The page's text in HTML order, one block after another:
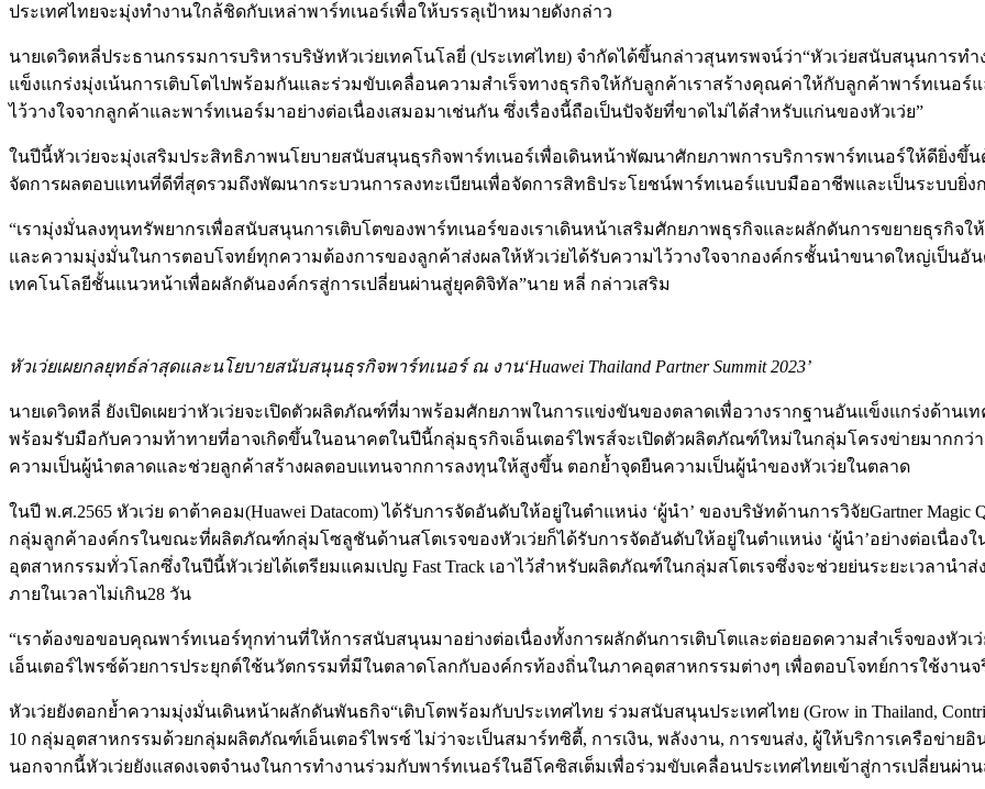
ประเทศไทยจะมุ่งทำงานใกล้ชิดกับเหล่าพาร์ทเนอร์เพื่อให้บรรลุเป้าหมายดังกล่าว
นายเดวิดหลี่ประธานกรรมการบริหารบริษัทหัวเว่ยเทคโนโลยี่ (ประเทศไทย) จำกัดได้ขึ้นกล่าวสุนทรพจน์ว่า“หัวเว่ยสนับสนุนการท
แข็งแกร่งมุ่งเน้นการเติบโตไปพร้อมกันและร่วมขับเคลื่อนความสำเร็จทางธุรกิจให้กับลูกค้าเราสร้างคุณค่าให้กับลูกค้าพาร์ทเนอ
ไว้วางใจจากลูกค้าและพาร์ทเนอร์มาอย่างต่อเนื่องเสมอมาเช่นกัน ซึ่งเรื่องนี้ถือเป็นปัจจัยที่ขาดไม่ได้สำหรับแก่นของหัวเว่ย”
ในปีนี้หัวเว่ยจะมุ่งเสริมประสิทธิภาพนโยบายสนับสนุนธุรกิจพาร์ทเนอร์เพื่อเดินหน้าพัฒนาศักยภาพการบริการพาร์ทเนอร์ให้ดียิ่ง
จัดการผลตอบแทนที่ดีที่สุดรวมถึงพัฒนากระบวนการลงทะเบียนเพื่อจัดการสิทธิประโยชน์พาร์ทเนอร์แบบมืออาชีพและเป็นระบบยิ่ง
“เรามุ่งมั่นลงทุนทรัพยากรเพื่อสนับสนุนการเติบโตของพาร์ทเนอร์ของเราเดินหน้าเสริมศักยภาพธุรกิจและผลักดันการขยายธุรกิจ
และความมุ่งมั่นในการตอบโจทย์ทุกความต้องการของลูกค้าส่งผลให้หัวเว่ยได้รับความไว้วางใจจากองค์กรชั้นนำขนาดใหญ่เป็น
เทคโนโลยีชั้นแนวหน้าเพื่อผลักดันองค์กรสู่การเปลี่ยนผ่านสู่ยุคดิจิทัล”นาย หลี่ กล่าวเสริม
หัวเว่ยเผยกลยุทธ์ล่าสุดและนโยบายสนับสนุนธุรกิจพาร์ทเนอร์ ณ งาน‘Huawei Thailand Partner Summit 2023’
นายเดวิดหลี่ ยังเปิดเผยว่าหัวเว่ยจะเปิดตัวผลิตภัณฑ์ที่มาพร้อมศักยภาพในการแข่งขันของตลาดเพื่อวางรากฐานอันแข็งแกร่งด้านเ
พร้อมรับมือกับความท้าทายที่อาจเกิดขึ้นในอนาคตในปีนี้กลุ่มธุรกิจเอ็นเตอร์ไพรส์จะเปิดตัวผลิตภัณฑ์ใหม่ในกลุ่มโครงข่ายมากกว่า
ความเป็นผู้นำตลาดและช่วยลูกค้าสร้างผลตอบแทนจากการลงทุนให้สูงขึ้น ตอกย้ำจุดยืนความเป็นผู้นำของหัวเว่ยในตลาด
ในปี พ.ศ.2565 หัวเว่ย ดาต้าคอม(Huawei Datacom) ได้รับการจัดอันดับให้อยู่ในตำแหน่ง ‘ผู้นำ’ ของบริษัทด้านการวิจัยGartner
กลุ่มลูกค้าองค์กรในขณะที่ผลิตภัณฑ์กลุ่มโซลูชันด้านสโตเรจของหัวเว่ยก็ได้รับการจัดอันดับให้อยู่ในตำแหน่ง ‘ผู้นำ’อย่างต่อเนื่อง
อุตสาหกรรมทั่วโลกซึ่งในปีนี้หัวเว่ยได้เตรียมแคมเปญ Fast Track เอาไว้สำหรับผลิตภัณฑ์ในกลุ่มสโตเรจซึ่งจะช่วยย่นระยะเวลาน
ภายในเวลาไม่เกิน28 วัน
“เราต้องขอขอบคุณพาร์ทเนอร์ทุกท่านที่ให้การสนับสนุนมาอย่างต่อเนื่องทั้งการผลักดันการเติบโตและต่อยอดความสำเร็จของหัว
เอ็นเตอร์ไพรซ์ด้วยการประยุกต์ใช้นวัตกรรมที่มีในตลาดโลกกับองค์กรท้องถิ่นในภาคอุตสาหกรรมต่างๆ เพื่อตอบโจทย์การใช้งาน
หัวเว่ยยังตอกย้ำความมุ่งมั่นเดินหน้าผลักดันพันธกิจ“เติบโตพร้อมกับประเทศไทย ร่วมสนับสนุนประเทศไทย (Grow in Thailand,
10 กลุ่มอุตสาหกรรมด้วยกลุ่มผลิตภัณฑ์เอ็นเตอร์ไพรซ์ ไม่ว่าจะเป็นสมาร์ทซิตี้, การเงิน, พลังงาน, การขนส่ง, ผู้ให้บริการเครือข่าย
นอกจากนี้หัวเว่ยยังแสดงเจตจำนงในการทำงานร่วมกับพาร์ทเนอร์ในอีโคซิสเต็มเพื่อร่วมขับเคลื่อนประเทศไทยเข้าสู่การเปลี่ยนผ่า